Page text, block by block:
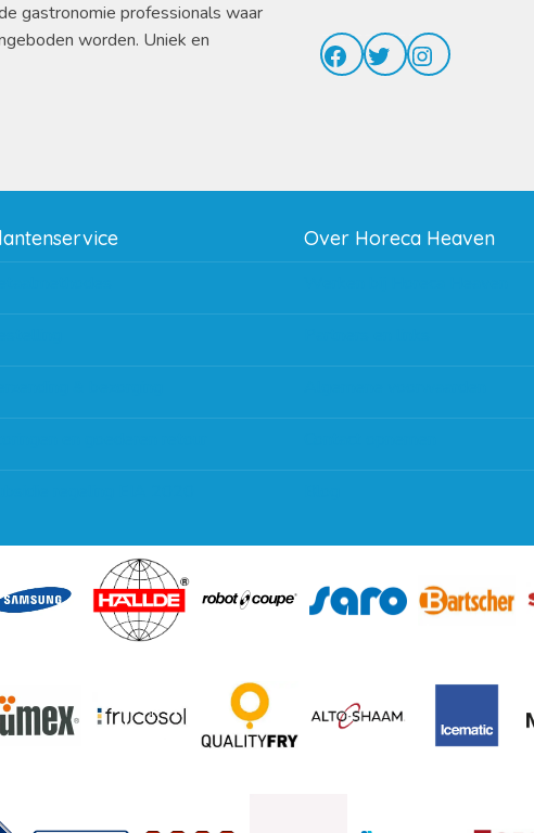
gastronomie professionals waar
worden. Uniek en
Facebook
TwitterInstagram
regeling EIA 2020
Over Horeca Heaven